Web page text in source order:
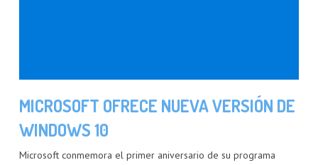
MICROSOFT OFRECE NUEVA VERSIÓN DE
WINDOWS 10
Microsoft conmemora el primer aniversario de su programa